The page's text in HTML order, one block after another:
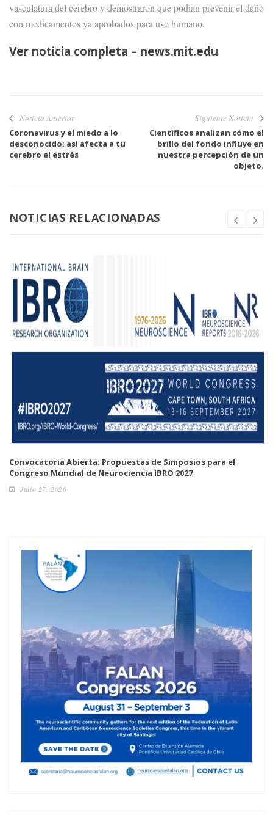
vasculatura del cerebro y demostraron que podían prevenir el daño
con medicamentos ya aprobados para uso humano.
Ver noticia completa – news.mit.edu
Noticia Anterior
Coronavirus y el miedo a lo
desconocido: así afecta a tu
cerebro el estrés
Siguiente Noticia
Científicos analizan cómo el
brillo del fondo influye en
nuestra percepción de un
objeto.
NOTICIAS RELACIONADAS
Convocatoria Abierta: Propuestas de Simposios para el
Congreso Mundial de Neurociencia IBRO 2027
Julio 27, 2026